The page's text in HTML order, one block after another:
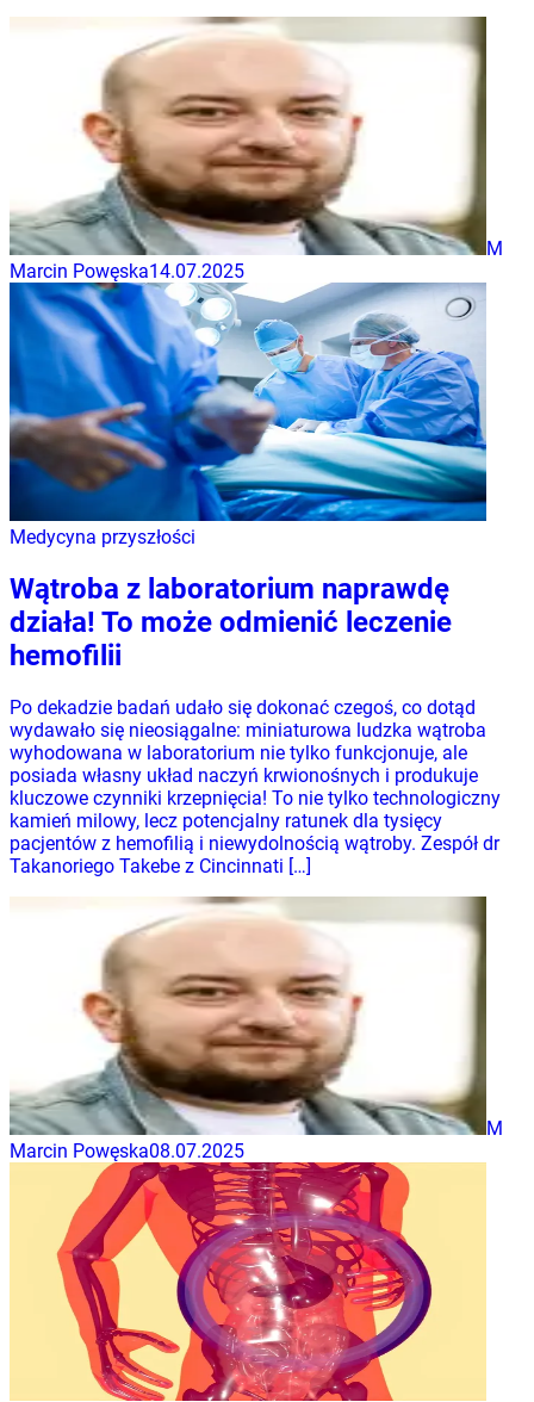
M
Marcin Powęska14.07.2025
Medycyna przyszłości
Wątroba z laboratorium naprawdę
działa! To może odmienić leczenie
hemofilii
Po dekadzie badań udało się dokonać czegoś, co dotąd
wydawało się nieosiągalne: miniaturowa ludzka wątroba
wyhodowana w laboratorium nie tylko funkcjonuje, ale
posiada własny układ naczyń krwionośnych i produkuje
kluczowe czynniki krzepnięcia! To nie tylko technologiczny
kamień milowy, lecz potencjalny ratunek dla tysięcy
pacjentów z hemofilią i niewydolnością wątroby. Zespół dr
Takanoriego Takebe z Cincinnati […]
M
Marcin Powęska08.07.2025